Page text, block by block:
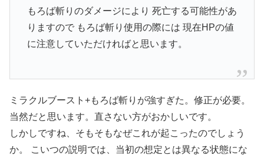
もろば斬りのダメージにより 死亡する可能性があ
りますので もろば斬り使用の際には 現在HPの値
に注意していただければと思います。
ミラクルブースト+もろば斬りが強すぎた。修正が必要。
当然だと思います。直さない方がおかしいです。
しかしですね、そもそもなぜこれが起こったのでしょう
か。 こいつの説明では、当初の想定とは異なる状態にな